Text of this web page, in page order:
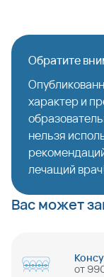
Обратите
характер и
нельзя
лечащий врач!
Вас может
от